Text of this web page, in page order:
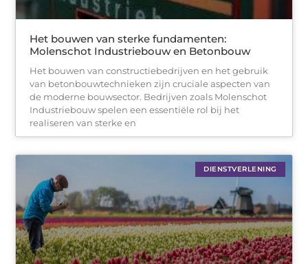
Het bouwen van sterke fundamenten:
Molenschot Industriebouw en Betonbouw
Het bouwen van constructiebedrijven en het gebruik
van betonbouwtechnieken zijn cruciale aspecten van
de moderne bouwsector. Bedrijven zoals Molenschot
Industriebouw spelen een essentiële rol bij het
realiseren van sterke en
DIENSTVERLENING